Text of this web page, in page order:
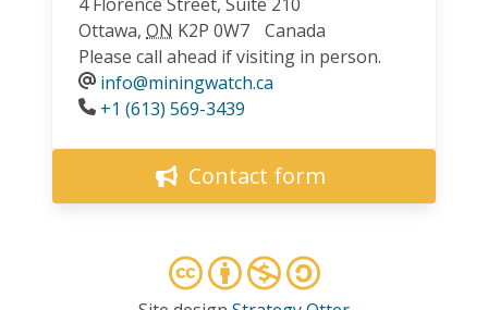
Ottawa, ON K2P 0W7
Canada
Please call ahead if visiting in person.
info@miningwatch.ca
Phone
+1 (613) 569-3439
Contact form